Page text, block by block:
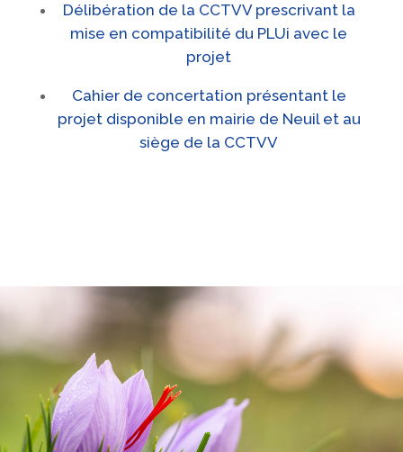
Délibération de la CCTVV prescrivant la
mise en compatibilité du PLUi avec le
projet
Cahier de concertation présentant le
projet disponible en mairie de Neuil et au
siège de la CCTVV